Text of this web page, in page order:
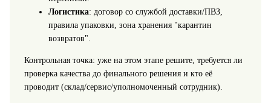
Логистика: договор со службой доставки/ПВЗ,
правила упаковки, зона хранения "карантин
возвратов".
Контрольная точка: уже на этом этапе решите, требуется ли
проверка качества до финального решения и кто её
проводит (склад/сервис/уполномоченный сотрудник).